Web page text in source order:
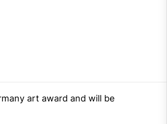
art award and will be